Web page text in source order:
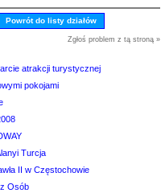
Powrót do listy działów
Zgłoś problem z tą stroną »
atrakcji turystycznej
pokojami
Turcja
II w Częstochowie
Osób